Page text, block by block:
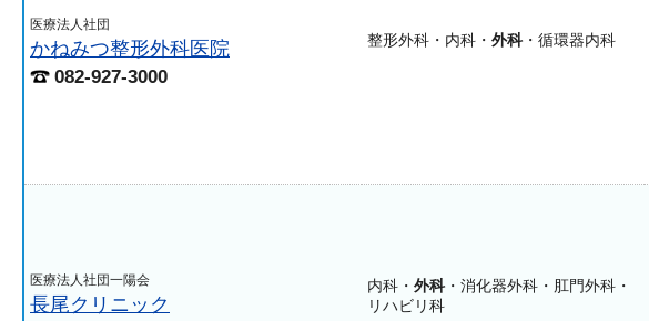
医療法人社団
かねみつ整形外科医院
082-927-3000
整形外科・内科・ 外科・循環器内科
医療法人社団一陽会
長尾クリニック
内科・ 外科・消化器外科・肛門外科・
リハビリ科